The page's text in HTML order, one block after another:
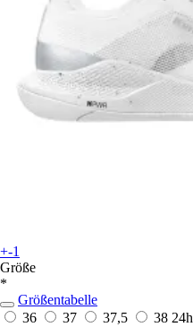
+-1
Größe
*
Größentabelle
36
37 37,5 38 24h